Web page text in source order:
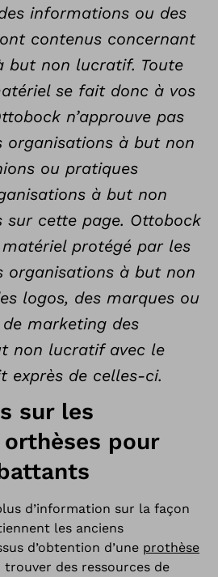
informations ou des
contenus concernant
but non lucratif. Toute
se fait donc à vos
n’approuve pas
organisations à but non
ou pratiques
à but non
sur cette page. Ottobock
protégé par les
organisations à but non
logos, des marques ou
marketing des
non lucratif avec le
exprès de celles-ci.
sur les
pour
d’information sur la façon
les anciens
d’obtention d’une prothèse
trouver des ressources de